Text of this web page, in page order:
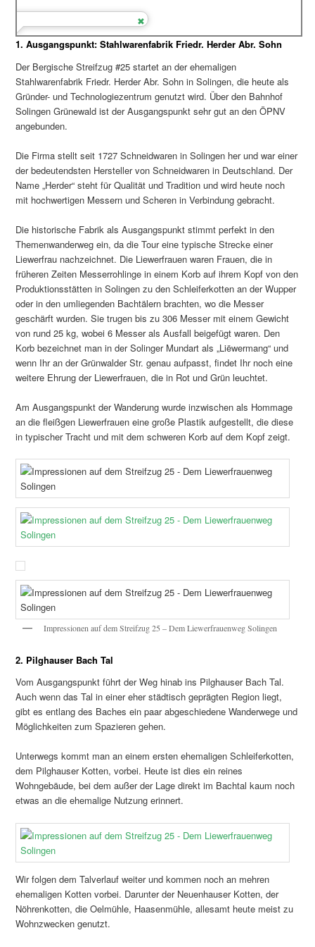
1. Ausgangspunkt: Stahlwarenfabrik Friedr. Herder Abr. Sohn
Der Bergische Streifzug #25 startet an der ehemaligen
Stahlwarenfabrik Friedr. Herder Abr. Sohn in Solingen, die heute als
Gründer- und Technologiezentrum genutzt wird. Über den Bahnhof
Solingen Grünewald ist der Ausgangspunkt sehr gut an den ÖPNV
angebunden.
Die Firma stellt seit 1727 Schneidwaren in Solingen her und war einer
der bedeutendsten Hersteller von Schneidwaren in Deutschland. Der
Name „Herder“ steht für Qualität und Tradition und wird heute noch
mit hochwertigen Messern und Scheren in Verbindung gebracht.
Die historische Fabrik als Ausgangspunkt stimmt perfekt in den
Themenwanderweg ein, da die Tour eine typische Strecke einer
Liewerfrau nachzeichnet. Die Liewerfrauen waren Frauen, die in
früheren Zeiten Messerrohlinge in einem Korb auf ihrem Kopf von den
Produktionsstätten in Solingen zu den Schleiferkotten an der Wupper
oder in den umliegenden Bachtälern brachten, wo die Messer
geschärft wurden. Sie trugen bis zu 306 Messer mit einem Gewicht
von rund 25 kg, wobei 6 Messer als Ausfall beigefügt waren. Den
Korb bezeichnet man in der Solinger Mundart als „Liëwermang“ und
wenn Ihr an der Grünwalder Str. genau aufpasst, findet Ihr noch eine
weitere Ehrung der Liewerfrauen, die in Rot und Grün leuchtet.
Am Ausgangspunkt der Wanderung wurde inzwischen als Hommage
an die fleißgen Liewerfrauen eine große Plastik aufgestellt, die diese
in typischer Tracht und mit dem schweren Korb auf dem Kopf zeigt.
Impressionen auf dem Streifzug 25 – Dem Liewerfrauenweg Solingen
2. Pilghauser Bach Tal
Vom Ausgangspunkt führt der Weg hinab ins Pilghauser Bach Tal.
Auch wenn das Tal in einer eher städtisch geprägten Region liegt,
gibt es entlang des Baches ein paar abgeschiedene Wanderwege und
Möglichkeiten zum Spazieren gehen.
Unterwegs kommt man an einem ersten ehemaligen Schleiferkotten,
dem Pilghauser Kotten, vorbei. Heute ist dies ein reines
Wohngebäude, bei dem außer der Lage direkt im Bachtal kaum noch
etwas an die ehemalige Nutzung erinnert.
Wir folgen dem Talverlauf weiter und kommen noch an mehren
ehemaligen Kotten vorbei. Darunter der Neuenhauser Kotten, der
Nöhrenkotten, die Oelmühle, Haasenmühle, allesamt heute meist zu
Wohnzwecken genutzt.